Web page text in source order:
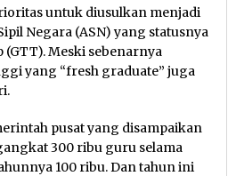
untuk diusulkan menjadi
Negara (ASN) yang statusnya
Meski sebenarnya
yang “fresh graduate” juga
pusat yang disampaikan
300 ribu guru selama
100 ribu. Dan tahun ini